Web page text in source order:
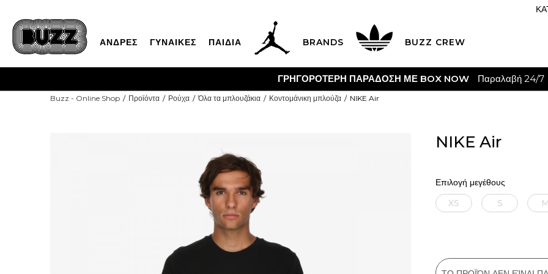
ΑΝΔΡΕΣ ΓΥΝΑΙΚΕΣ ΠΑΙΔΙΑ BRANDS BUZZ CREW
Buzz - Online Shop Προϊόντα Ρούχα Όλα τα μπλουζάκια Κοντομάνικη μπλούζα NIKE Air
NIKE Air
Επιλογή μεγέθους
XS
S M